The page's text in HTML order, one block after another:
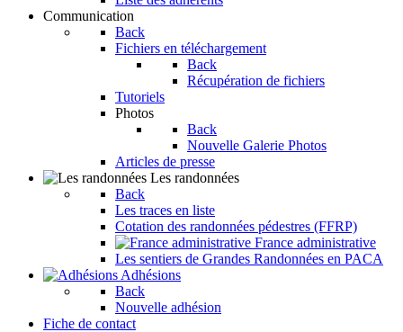
Communication
Back
Fichiers en téléchargement
Back
Récupération de fichiers
Tutoriels
Photos
Back
Nouvelle Galerie Photos
Articles de presse
Les randonnées
Back
Les traces en liste
Cotation des randonnées pédestres (FFRP)
France administrative
Les sentiers de Grandes Randonnées en PACA
Adhésions
Back
Nouvelle adhésion
Fiche de contact